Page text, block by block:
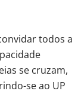
todos a
se cruzam,
se ao UP